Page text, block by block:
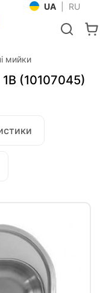
UA RU
мийки
(10107045)